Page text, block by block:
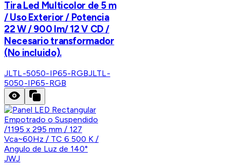
Tira Led Multicolor de 5 m
/ Uso Exterior / Potencia
22 W / 900 lm/ 12 V CD /
Necesario transformador
(No incluido).
JLTL-5050-IP65-RGBJLTL-
5050-IP65-RGB
JWJ